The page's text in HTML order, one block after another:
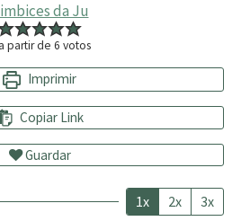
da Ju
a partir de 6 votos
Imprimir
Copiar Link
Guardar
1x 2x 3x